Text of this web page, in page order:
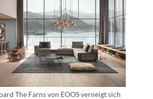
The Farns von EOOS verneigt sich